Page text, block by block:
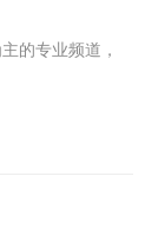
的专业频道，